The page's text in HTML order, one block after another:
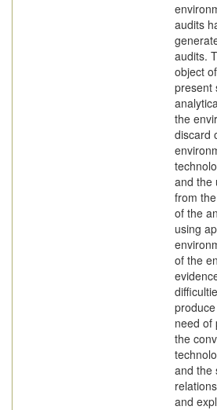
audits
audits.
object
present
the
discard
and the
from
of the
using
of the
need of
the
and the
and